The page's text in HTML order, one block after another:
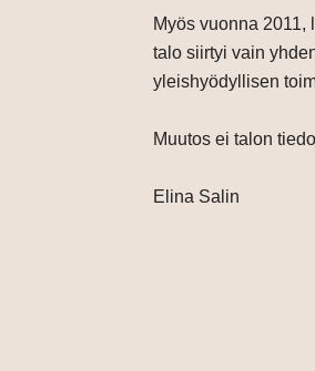
Myös vuonna
talo siirtyi vain
yleishyödyllisen
Muutos ei talon
Elina Salin